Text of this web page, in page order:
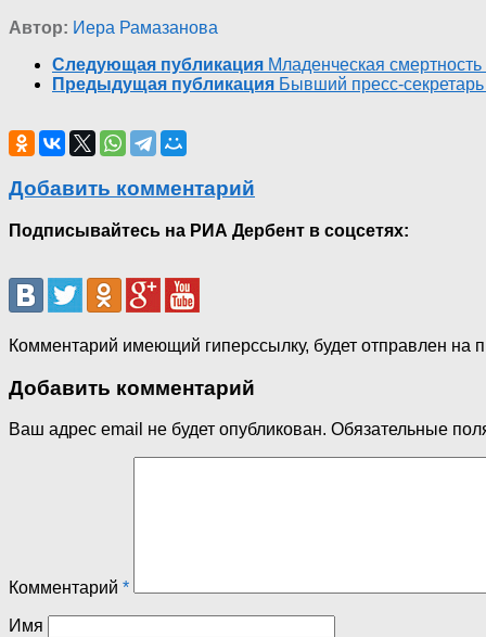
Автор: Иера Рамазанова
Следующая публикация Младенческая
Предыдущая публикация Бывший пресс-
Добавить комментарий
Подписывайтесь на РИА Дербент в соцсетях:
Комментарий имеющий гиперссылку, будет отправлен на
Добавить комментарий
Ваш адрес email не будет опубликован. Обязательные
Комментарий *
Имя